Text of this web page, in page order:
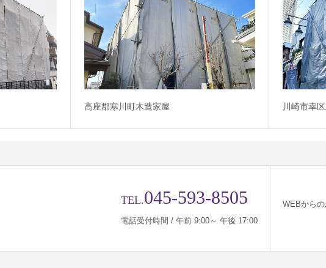
高座郡寒川町木造家屋 川崎市幸
TEL.045-593-8505
電話受付時間 / 午前 9:00～ 午後 17:00
WEBから